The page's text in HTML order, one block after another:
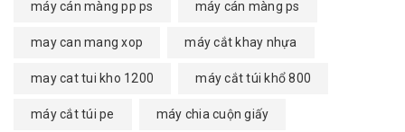
máy cán màng pp ps máy cán màng ps
may can mang xop máy cắt khay nhựa
may cat tui kho 1200 máy cắt túi khổ 800
máy cắt túi pe máy chia cuộn giấy